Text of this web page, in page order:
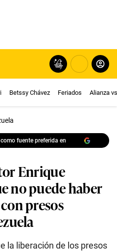
Betssy Chávez Feriados Alianza
fuente preferida en
Enrique
no puede haber
presos
la liberación de los presos